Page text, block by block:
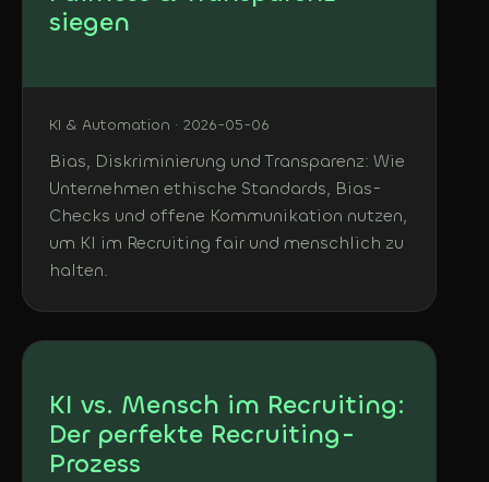
siegen
KI & Automation · 2026-05-06
Bias, Diskriminierung und Transparenz: Wie
Unternehmen ethische Standards, Bias-
Checks und offene Kommunikation nutzen,
um KI im Recruiting fair und menschlich zu
halten.
KI vs. Mensch im Recruiting:
Der perfekte Recruiting-
Prozess